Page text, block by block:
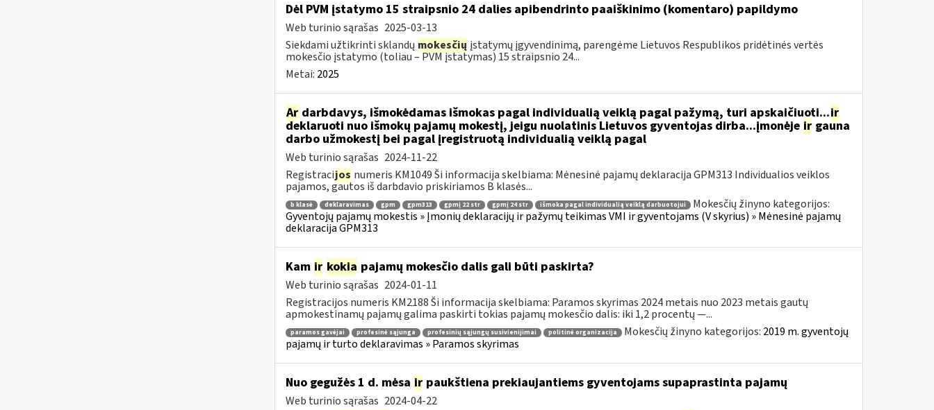
Dėl PVM įstatymo 15 straipsnio 24 dalies apibendrinto paaiškinimo (komentaro) papildymo
Web turinio sąrašas 2025-03-13
Siekdami užtikrinti sklandų mokesčių įstatymų įgyvendinimą, parengėme Lietuvos Respublikos pridėtinės vertės
mokesčio įstatymo (toliau – PVM įstatymas) 15 straipsnio 24...
Metai: 2025
Ardarbdavys, išmokėdamas išmokas pagal individualią veiklą pagal pažymą, turi apskaičiuoti...ir
deklaruoti nuo išmokų pajamų mokestį, jeigu nuolatinis Lietuvos gyventojas dirba...įmonėje irgauna
darbo užmokestį bei pagal įregistruotą individualią veiklą pagal
Web turinio sąrašas 2024-11-22
Registracijos numeris KM1049 Ši informacija skelbiama: Mėnesinė pajamų deklaracija GPM313 Individualios veiklos
pajamos, gautos iš darbdavio priskiriamos B klasės...
b klasė deklaravimas gpm gpm313 gpmį 22 str gpmį 24 str išmoka pagal individualią veiklą darbuotojui
Mokesčių žinyno kategorijos:
Gyventojų pajamų mokestis » Įmonių deklaracijų ir pažymų teikimas VMI ir gyventojams (V skyrius) » Mėnesinė pajamų
deklaracija GPM313
Kam ir kokia pajamų mokesčio dalis gali būti paskirta?
Web turinio sąrašas 2024-01-11
Registracijos numeris KM2188 Ši informacija skelbiama: Paramos skyrimas 2024 metais nuo 2023 metais gautų
apmokestinamų pajamų galima paskirti tokias pajamų mokesčio dalis: iki 1,2 procentų —...
paramos gavėjai profesinė sąjunga profesinių sąjungų susivienijimai politinė organizacija Mokesčių žinyno kategorijos: 2019 m. gyventojų
pajamų ir turto deklaravimas » Paramos skyrimas
Nuo gegužės 1 d. mėsa irpaukštiena prekiaujantiems gyventojams supaprastinta pajamų
Web turinio sąrašas 2024-04-22